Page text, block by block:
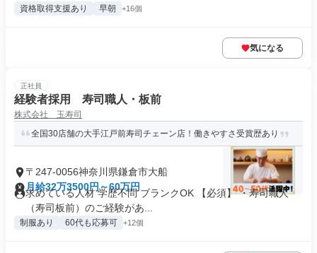
資格取得支援あり 早朝 +16個
気になる
正社員
経験者採用 寿司職人・板前
株式会社 玉寿司
全国30店舗の大手江戸前寿司チェーン店！働きやすさ受賞歴あり
〒247-0056神奈川県鎌倉市大船
月給32万3500円～60万円
求めている人材 学歴不問 ブランクOK 【必須】 ・寿司職人
（寿司板前）のご経験があ...
制服あり 60代も応募可 +12個